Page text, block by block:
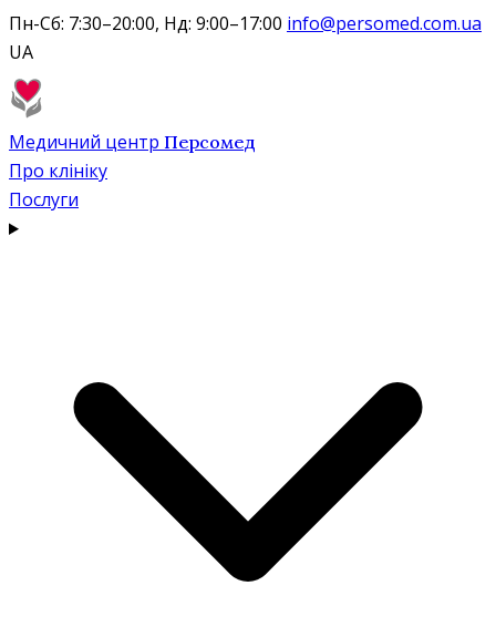
Пн-Сб: 7:30–20:00, Нд: 9:00–17:00 info@persomed.com.ua
UA
Медичний центр Персомед
Про клініку
Послуги